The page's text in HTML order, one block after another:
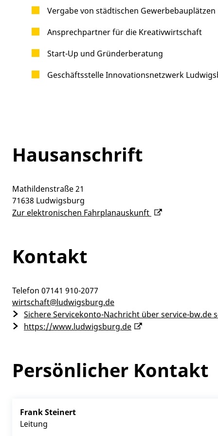
Vergabe von städtischen Gewerbebauplätzen
Ansprechpartner für die Kreativwirtschaft
Start-Up und Gründerberatung
Geschäftsstelle Innovationsnetzwerk
Hausanschrift
Mathildenstraße 21
71638 Ludwigsburg
Zur elektronischen Fahrplanauskunft
Kontakt
Telefon 07141 910-2077
wirtschaft@ludwigsburg.de
Sichere Servicekonto-Nachricht über service-bw.de
https://www.ludwigsburg.de
Persönlicher Kontakt
FrankSteinert
Leitung